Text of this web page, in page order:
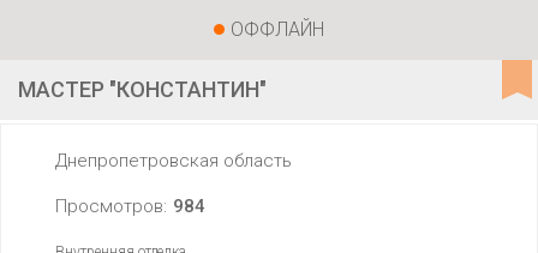
ОФФЛАЙН
МАСТЕР "КОНСТАНТИН"
Днепропетровская область
Просмотров: 984